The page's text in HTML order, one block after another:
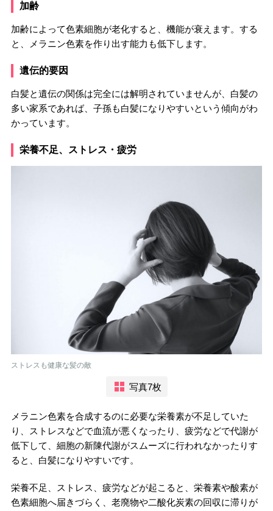
加齢
加齢によって色素細胞が老化すると、機能が衰えます。する
と、メラニン色素を作り出す能力も低下します。
遺伝的要因
白髪と遺伝の関係は完全には解明されていませんが、白髪の
多い家系であれば、子孫も白髪になりやすいという傾向がわ
かっています。
栄養不足、ストレス・疲労
ストレスも健康な髪の敵
写真7枚
メラニン色素を合成するのに必要な栄養素が不足していた
り、ストレスなどで血流が悪くなったり、疲労などで代謝が
低下して、細胞の新陳代謝がスムーズに行われなかったりす
ると、白髪になりやすいです。
栄養不足、ストレス、疲労などが起こると、栄養素や酸素が
色素細胞へ届きづらく、老廃物や二酸化炭素の回収に滞りが